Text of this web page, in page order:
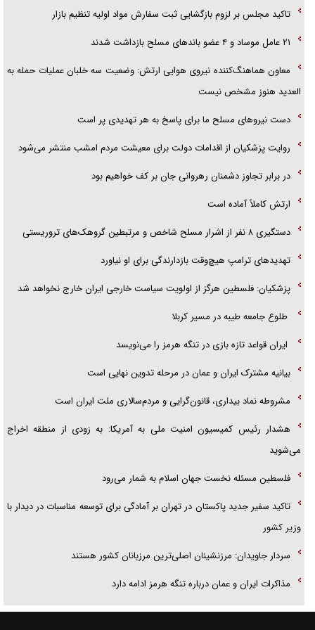
تاکید مجلس بر لزوم بازگشایی ثبت سفارش مواد اولیه تنظیم بازار
۲۱ عامل موساد و ۴ عضو باند‌های مسلح بازداشت شدند
معاون هماهنگ‌کننده نیروی هوایی ارتش: وضعیت سه خلبان عملیات حمله به
العدید هنوز مشخص نیست
دست نیرو‌های مسلح ما برای پاسخ به هر تهدیدی پر است
روایت پزشکیان از اقدامات دولت برای معیشت مردم امشب منتشر می‌شود
در برابر تجاوز دشمنان رهروانی جان بر کف خواهیم بود
ارتش کاملاً آماده است
دستگیری ۸ نفر از اشرار مسلح شاخص و مرتبطین گروهک‌های تروریستی
تهدید‌های ترامپ هیچ‌وقت بازدارندگی برای او نیاورد
پزشکیان: فلسطین هرگز از اولویت سیاست خارجی ایران خارج نخواهد شد
طلوع جامعه طیبه در مسیر کربلا
ایران قواعد تازه بازی در تنگه هرمز را می‌نویسد
بیانیه مشترک ایران و عمان در مرحله تدوین نهایی است
مشروطه نماد بیداری، قانون‌گرایی و مردم‌سالاری ملت ایران است
هشدار رئیس کمیسیون امنیت ملی به آمریکا: به زودی از منطقه اخراج
می‌شوید
فلسطین مسئله نخست جهان اسلام به شمار می‌رود
تاکید سفیر جدید پاکستان در تهران بر آمادگی برای توسعه مناسبات در دیدار با
وزیر کشور
سردار جاویدان: مرزنشینان اصلی‌ترین مرزبانان کشور هستند
مذاکرات ایران و عمان درباره تنگه هرمز ادامه دارد